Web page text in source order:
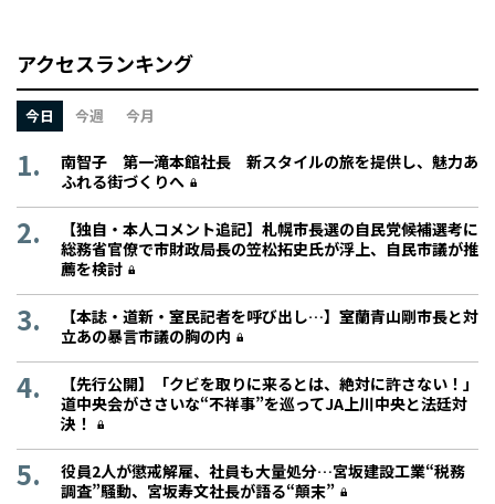
アクセスランキング
今日 今週 今月
南智子 第一滝本館社長 新スタイルの旅を提供し、魅力あ
ふれる街づくりへ
【独自・本人コメント追記】札幌市長選の自民党候補選考に
総務省官僚で市財政局長の笠松拓史氏が浮上、自民市議が推
薦を検討
【本誌・道新・室民記者を呼び出し…】室蘭青山剛市長と対
立あの暴言市議の胸の内
【先行公開】「クビを取りに来るとは、絶対に許さない！」
道中央会がささいな“不祥事”を巡ってJA上川中央と法廷対
決！
役員2人が懲戒解雇、社員も大量処分…宮坂建設工業“税務
調査”騒動、宮坂寿文社長が語る“顛末”